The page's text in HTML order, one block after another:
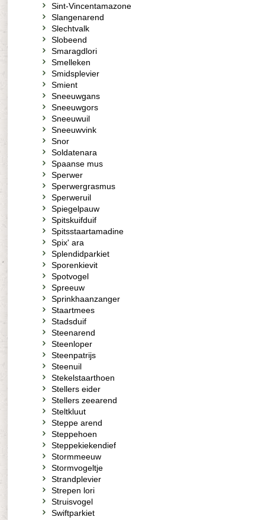
Sint-Vincentamazone
Slangenarend
Slechtvalk
Slobeend
Smaragdlori
Smelleken
Smidsplevier
Smient
Sneeuwgans
Sneeuwgors
Sneeuwuil
Sneeuwvink
Snor
Soldatenara
Spaanse mus
Sperwer
Sperwergrasmus
Sperweruil
Spiegelpauw
Spitskuifduif
Spitsstaartamadine
Spix' ara
Splendidparkiet
Sporenkievit
Spotvogel
Spreeuw
Sprinkhaanzanger
Staartmees
Stadsduif
Steenarend
Steenloper
Steenpatrijs
Steenuil
Stekelstaarthoen
Stellers eider
Stellers zeearend
Steltkluut
Steppe arend
Steppehoen
Steppekiekendief
Stormmeeuw
Stormvogeltje
Strandplevier
Strepen lori
Struisvogel
Swiftparkiet